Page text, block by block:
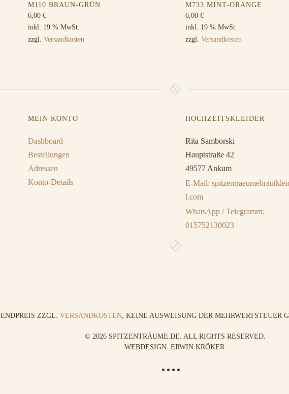
M110 BRAUN-GRÜN
6,00 €
inkl. 19 % MwSt.
zzgl. Versandkosten
M733 MINT-ORANGE
6,00 €
inkl. 19 % MwSt.
zzgl. Versandkosten
MEIN KONTO
Dashboard
Bestellungen
Adressen
Konto-Details
HOCHZEITSKLEIDER
Rita Samborski
Hauptstraße 42
49577 Ankum
E-Mail:
l.com
WhatsApp / Telegramm:
015752130023
ENDPREIS ZZGL. VERSANDKOSTEN, KEINE AUSWEISUNG DER MEHRWERTSTEUER
© 2026 SPITZENTRÄUME.DE. ALL RIGHTS RESERVED.
WEBDESIGN: ERWIN KRÖKER